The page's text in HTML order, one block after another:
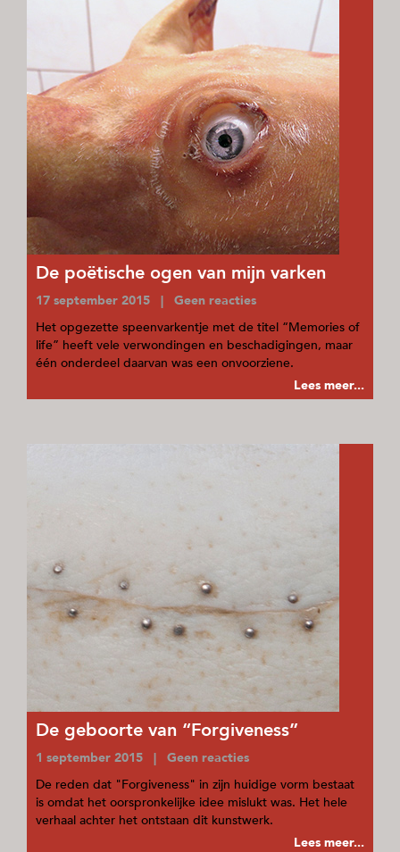
De poëtische ogen van mijn varken
17 september 2015 | Geen reacties
Het opgezette speenvarkentje met de titel “Memories of
life” heeft vele verwondingen en beschadigingen, maar
één onderdeel daarvan was een onvoorziene.
Lees meer...
De geboorte van “Forgiveness”
1 september 2015 | Geen reacties
De reden dat "Forgiveness" in zijn huidige vorm bestaat
is omdat het oorspronkelijke idee mislukt was. Het hele
verhaal achter het ontstaan dit kunstwerk.
Lees meer...